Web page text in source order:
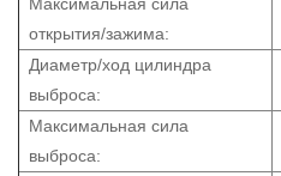
открытия/зажима:
Диаметр/ход цилиндра
выброса:
Максимальная сила
выброса: